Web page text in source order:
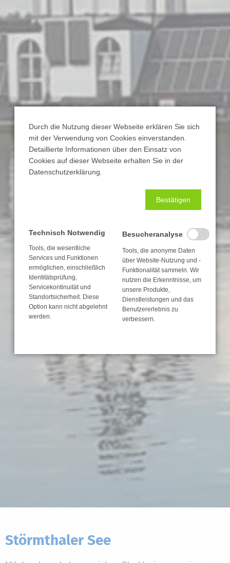
Störmthaler See
Durch die Nutzung dieser Webseite erklären Sie sich
mit der Verwendung von Cookies einverstanden.
Detaillierte Informationen über den Einsatz von
Cookies auf dieser Webseite erhalten Sie in der
Datenschutzerklärung.
Bestätigen
Technisch Notwendig
Tools, die wesentliche
Services und Funktionen
ermöglichen, einschließlich
Identitätsprüfung,
Servicekontinuität und
Standortsicherheit. Diese
Option kann nicht abgelehnt
werden.
Besucheranalyse
Tools, die anonyme Daten
über Website-Nutzung und -
Funktionalität sammeln. Wir
nutzen die Erkenntnisse, um
unsere Produkte,
Dienstleistungen und das
Benutzererlebnis zu
verbessern.